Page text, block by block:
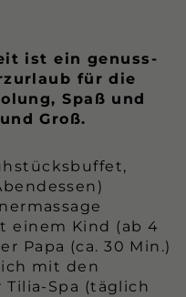
ist ein genuss-
für die
Spaß und
Groß.
einem Kind (ab 4
Papa (ca. 30 Min.)
mit den
Tilia-Spa (täglich